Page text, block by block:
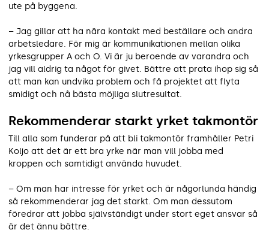
ute på byggena.
– Jag gillar att ha nära kontakt med beställare och andra
arbetsledare. För mig är kommunikationen mellan olika
yrkesgrupper A och O. Vi är ju beroende av varandra och
jag vill aldrig ta något för givet. Bättre att prata ihop sig så
att man kan undvika problem och få projektet att flyta
smidigt och nå bästa möjliga slutresultat.
Rekommenderar starkt yrket takmontör
Till alla som funderar på att bli takmontör framhåller Petri
Koljo att det är ett bra yrke när man vill jobba med
kroppen och samtidigt använda huvudet.
– Om man har intresse för yrket och är någorlunda händig
så rekommenderar jag det starkt. Om man dessutom
föredrar att jobba självständigt under stort eget ansvar så
är det ännu bättre.